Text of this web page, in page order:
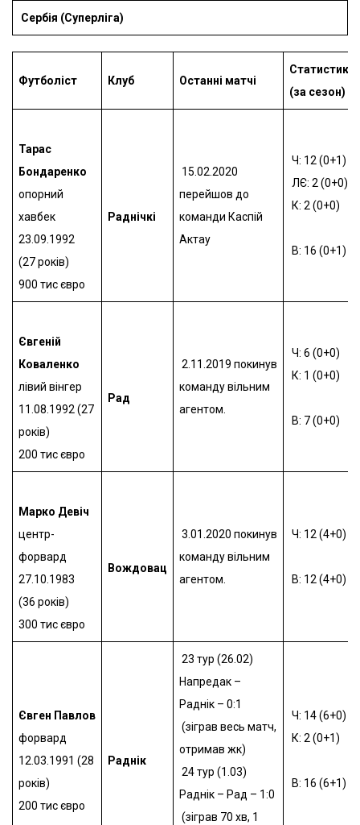
Сербія (Суперліга)
Футболіст Клуб Останні матчі
Статистика
(за сезон)
Тарас
Бондаренко
опорний
хавбек
23.09.1992
(27 років)
900 тис євро
Раднічкі
15.02.2020
перейшов до
команди Каспій
Актау
Ч: 12 (0+1)
ЛЄ: 2 (0+0)
К: 2 (0+0)
В: 16 (0+1)
Євгеній
Коваленко
лівий вінгер
11.08.1992 (27
років)
200 тис євро
Рад
2.11.2019 покинув
команду вільним
агентом.
Ч: 6 (0+0)
К: 1 (0+0)
В: 7 (0+0)
Марко Девіч
центр-
форвард
27.10.1983
(36 років)
300 тис євро
Вождовац
3.01.2020 покинув
команду вільним
агентом.
Ч: 12 (4+0)
В: 12 (4+0)
Євген Павлов
форвард
12.03.1991 (28
років)
200 тис євро
Раднік
23 тур (26.02)
Напредак –
Раднік – 0:1
(зіграв весь матч,
отримав жк)
24 тур (1.03)
Раднік – Рад – 1:0
(зіграв 70 хв, 1
Ч: 14 (6+0)
К: 2 (0+1)
В: 16 (6+1)